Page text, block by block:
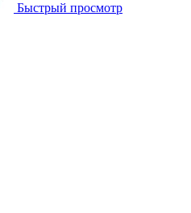
Быстрый просмотр